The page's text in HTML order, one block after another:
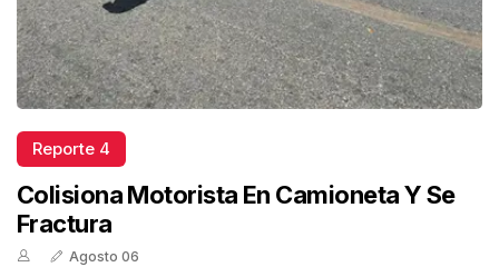
Reporte 4
Colisiona Motorista En Camioneta Y Se
Fractura
Agosto 06